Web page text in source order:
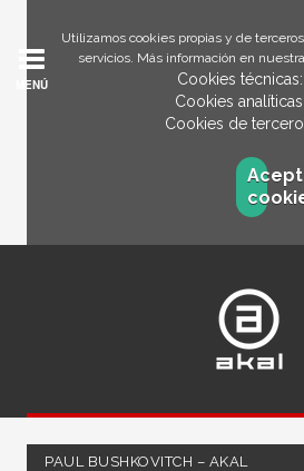
Utilizamos cookies propias y de
servicios. Más información en nuestra
Cookies técnicas:
Cookies analíticas:
Cookies de
MENÚ
PAUL BUSHKOVITCH – AKAL